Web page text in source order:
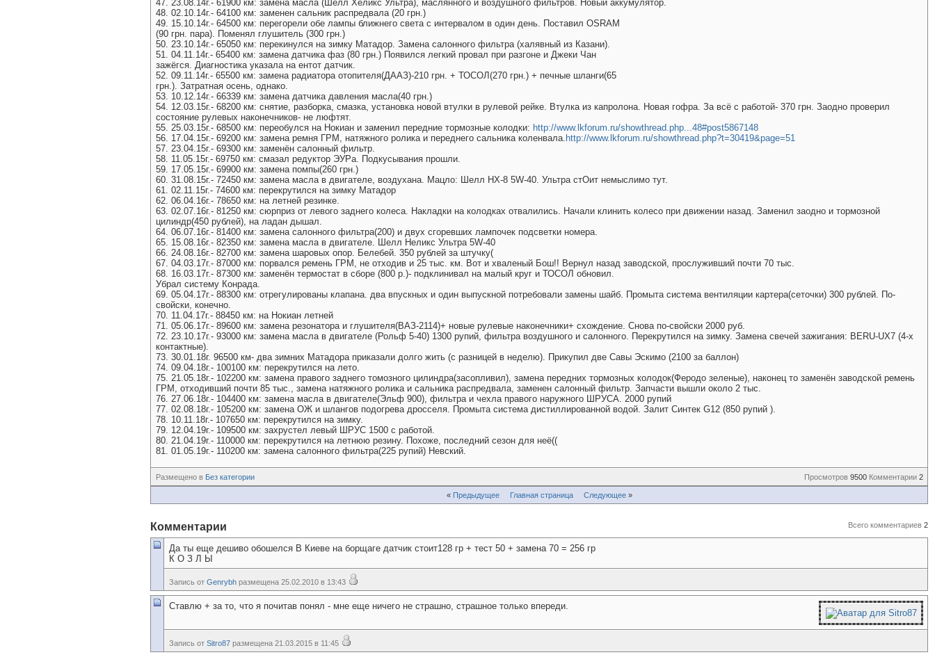
47. 23.08.14г.- 61900 км: замена масла (Шелл Хеликс Ультра), маслянного и воздушного фильтров. Новый аккумулятор.
48. 02.10.14г.- 64100 км: заменен сальник распредвала (20 грн.)
49. 15.10.14г.- 64500 км: перегорели обе лампы ближнего света с интервалом в один день. Поставил OSRAM
(90 грн. пара). Поменял глушитель (300 грн.)
50. 23.10.14г.- 65050 км: перекинулся на зимку Матадор. Замена салонного фильтра (халявный из Казани).
51. 04.11.14г.- 65400 км: замена датчика фаз (80 грн.) Появился легкий провал при разгоне и Джеки Чан
зажёгся. Диагностика указала на ентот датчик.
52. 09.11.14г.- 65500 км: замена радиатора отопителя(ДААЗ)-210 грн. + ТОСОЛ(270 грн.) + печные шланги(65
грн.). Затратная осень, однако.
53. 10.12.14г.- 66339 км: замена датчика давления масла(40 грн.)
54. 12.03.15г.- 68200 км: снятие, разборка, смазка, установка новой втулки в рулевой рейке. Втулка из капролона. Новая гофра. За всё с работой- 370 грн. Заодно проверил
состояние рулевых наконечников- не люфтят.
55. 25.03.15г.- 68500 км: переобулся на Нокиан и заменил передние тормозные колодки: http://www.lkforum.ru/showthread.php...48#post5867148
56. 17.04.15г.- 69200 км: замена ремня ГРМ, натяжного ролика и переднего сальника коленвала. http://www.lkforum.ru/showthread.php?t=30419&page=51
57. 23.04.15г.- 69300 км: заменён салонный фильтр.
58. 11.05.15г.- 69750 км: смазал редуктор ЭУРа. Подкусывания прошли.
59. 17.05.15г.- 69900 км: замена помпы(260 грн.)
60. 31.08.15г.- 72450 км: замена масла в двигателе, воздухана. Мацло: Шелл НХ-8 5W-40. Ультра стОит немыслимо тут.
61. 02.11.15г.- 74600 км: перекрутился на зимку Матадор
62. 06.04.16г.- 78650 км: на летней резинке.
63. 02.07.16г.- 81250 км: сюрприз от левого заднего колеса. Накладки на колодках отвалились. Начали клинить колесо при движении назад. Заменил заодно и тормозной
цилиндр(450 рублей), на ладан дышал.
64. 06.07.16г.- 81400 км: замена салонного фильтра(200) и двух сгоревших лампочек подсветки номера.
65. 15.08.16г.- 82350 км: замена масла в двигателе. Шелл Неликс Ультра 5W-40
66. 24.08.16г.- 82700 км: замена шаровых опор. Белебей. 350 рублей за штучку(
67. 04.03.17г.- 87000 км: порвался ремень ГРМ, не отходив и 25 тыс. км. Вот и хваленый Бош!! Вернул назад заводской, прослуживший почти 70 тыс.
68. 16.03.17г.- 87300 км: заменён термостат в сборе (800 р.)- подклинивал на малый круг и ТОСОЛ обновил.
Убрал систему Конрада.
69. 05.04.17г.- 88300 км: отрегулированы клапана. два впускных и один выпускной потребовали замены шайб. Промыта система вентиляции картера(сеточки) 300 рублей. По-
свойски, конечно.
70. 11.04.17г.- 88450 км: на Нокиан летней
71. 05.06.17г.- 89600 км: замена резонатора и глушителя(ВАЗ-2114)+ новые рулевые наконечники+ схождение. Снова по-свойски 2000 руб.
72. 23.10.17г.- 93000 км: замена масла в двигателе (Рольф 5-40) 1300 рупий, фильтра воздушного и салонного. Перекрутился на зимку. Замена свечей зажигания: BERU-UX7 (4-х
контактные).
73. 30.01.18г. 96500 км- два зимних Матадора приказали долго жить (с разницей в неделю). Прикупил две Савы Эскимо (2100 за баллон)
74. 09.04.18г.- 100100 км: перекрутился на лето.
75. 21.05.18г.- 102200 км: замена правого заднего томозного цилиндра(засопливил), замена передних тормозных колодок(Феродо зеленые), наконец то заменён заводской ремень
ГРМ, отходивший почти 85 тыс., замена натяжного ролика и сальника распредвала, заменен салонный фильтр. Запчасти вышли около 2 тыс.
76. 27.06.18г.- 104400 км: замена масла в двигателе(Эльф 900), фильтра и чехла правого наружного ШРУСА. 2000 рупий
77. 02.08.18г.- 105200 км: замена ОЖ и шлангов подогрева дросселя. Промыта система дистиллированной водой. Залит Синтек G12 (850 рупий ).
78. 10.11.18г.- 107650 км: перекрутился на зимку.
79. 12.04.19г.- 109500 км: захрустел левый ШРУС 1500 с работой.
80. 21.04.19г.- 110000 км: перекрутился на летнюю резину. Похоже, последний сезон для неё((
81. 01.05.19г.- 110200 км: замена салонного фильтра(225 рупий) Невский.
Размещено в Без категории Просмотров 9500 Комментарии 2
« Предыдущее Главная страница Следующее»
Всего комментариев 2
Комментарии
Да ты еще дешиво обошелся В Киеве на борщаге датчик стоит128 гр + тест 50 + замена 70 = 256 гр
К О З Л Ы
Запись от Genrybh размещена 25.02.2010 в 13:43
Ставлю + за то, что я почитав понял - мне еще ничего не страшно, страшное только впереди.
Запись от Sitro87 размещена 21.03.2015 в 11:45